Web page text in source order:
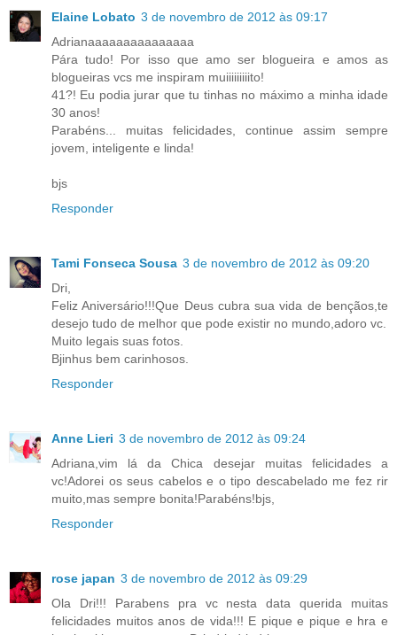
Elaine Lobato 3 de novembro de 2012 às 09:17
Adrianaaaaaaaaaaaaaaa
Pára tudo! Por isso que amo ser blogueira e amos as
blogueiras vcs me inspiram muiiiiiiiiito!
41?! Eu podia jurar que tu tinhas no máximo a minha idade
30 anos!
Parabéns... muitas felicidades, continue assim sempre
jovem, inteligente e linda!
bjs
Responder
Tami Fonseca Sousa 3 de novembro de 2012 às 09:20
Dri,
Feliz Aniversário!!!Que Deus cubra sua vida de bençãos,te
desejo tudo de melhor que pode existir no mundo,adoro vc.
Muito legais suas fotos.
Bjinhus bem carinhosos.
Responder
Anne Lieri 3 de novembro de 2012 às 09:24
Adriana,vim lá da Chica desejar muitas felicidades a
vc!Adorei os seus cabelos e o tipo descabelado me fez rir
muito,mas sempre bonita!Parabéns!bjs,
Responder
rose japan 3 de novembro de 2012 às 09:29
Ola Dri!!! Parabens pra vc nesta data querida muitas
felicidades muitos anos de vida!!! E pique e pique e hra e